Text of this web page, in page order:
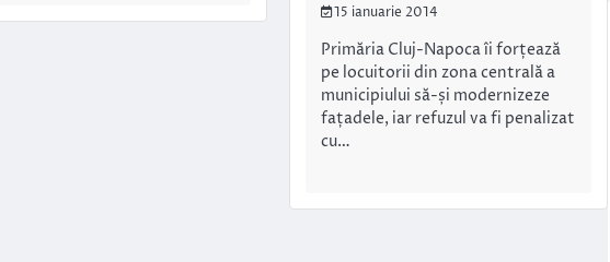
15 ianuarie 2014
Primăria Cluj-Napoca îi forțează
pe locuitorii din zona centrală a
municipiului să-și modernizeze
fațadele, iar refuzul va fi penalizat
cu…